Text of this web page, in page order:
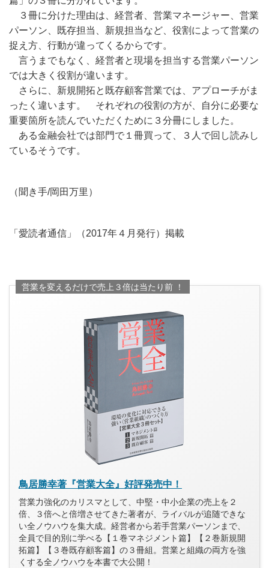
３冊に分けた理由は、経営者、営業マネージャー、営業
パーソン、既存担当、新規担当など、役割によって営業の
捉え方、行動が違ってくるからです。
言うまでもなく、経営者と現場を担当する営業パーソン
では大きく役割が違います。
さらに、新規開拓と既存顧客営業では、アプローチがま
ったく違います。 それぞれの役割の方が、自分に必要な
重要箇所を読んでいただくために３分冊にしました。
ある金融会社では部門で１冊買って、３人で回し読みし
ているそうです。
（聞き手/岡田万里）
「愛読者通信」（2017年４月発行）掲載
営業を変えるだけで売上３倍は当たり前 ！
鳥居勝幸著『営業大全』好評発売中！
営業力強化のカリスマとして、中堅・中小企業の売上を２
倍、３倍へと倍増させてきた著者が、ライバルが追随できな
い全ノウハウを集大成。経営者から若手営業パーソンまで、
全員で目的別に学べる【１巻マネジメント篇】【２巻新規開
拓篇】【３巻既存顧客篇】の３冊組。営業と組織の両方を強
くする全ノウハウを本書で大公開！